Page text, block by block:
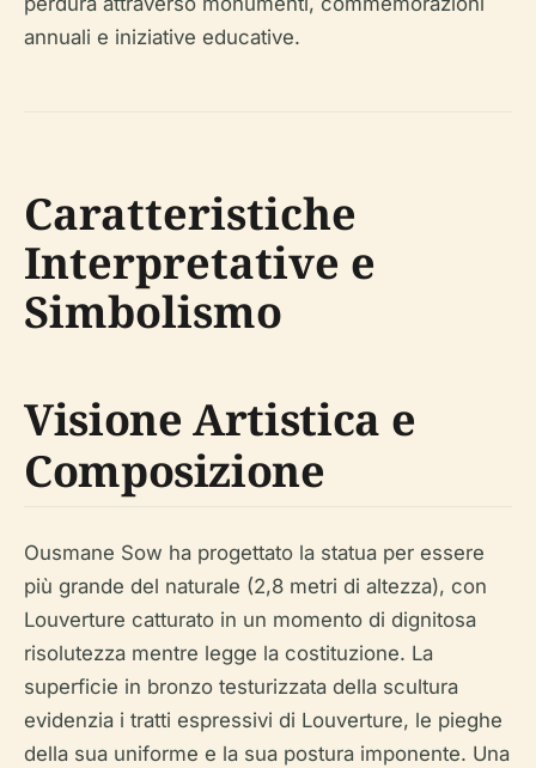
annuali e iniziative educative.
Caratteristiche
Interpretative e
Simbolismo
Visione Artistica e
Composizione
Ousmane Sow ha progettato la statua per essere
più grande del naturale (2,8 metri di altezza), con
Louverture catturato in un momento di dignitosa
risolutezza mentre legge la costituzione. La
superficie in bronzo testurizzata della scultura
evidenzia i tratti espressivi di Louverture, le pieghe
della sua uniforme e la sua postura imponente. Una